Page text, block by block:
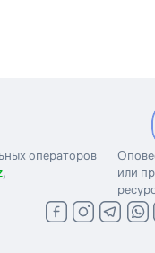
операторов
,
или